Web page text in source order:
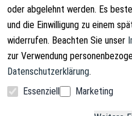
oder abgelehnt werden. Es
und die Einwilligung zu einem
widerrufen. Beachten Sie unser
zur Verwendung
Datenschutzerklärung.
Essenziell
Marketing
Datenschutzerklärung
Facebook Instagram